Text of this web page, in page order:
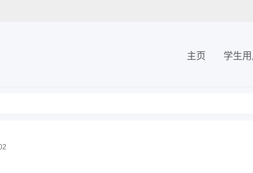
主页 学生用